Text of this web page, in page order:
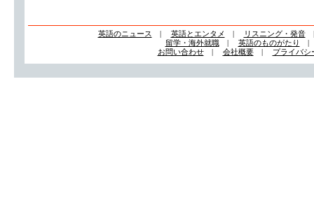
英語のニュース | 英語とエンタメ | リスニング・発音
留学・海外就職| 英語のものがたり
お問い合わせ| 会社概要| プライバシ